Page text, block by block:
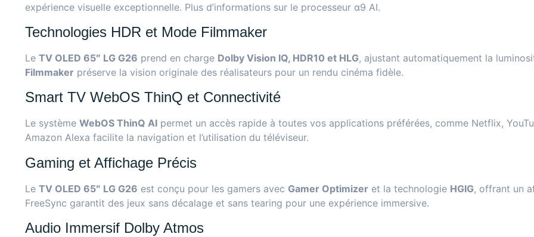
expérience visuelle exceptionnelle. Plus d’informations sur le processeur α9 AI.
Technologies HDR et Mode Filmmaker
Le TV OLED 65″ LG G26 prend en charge Dolby Vision IQ, HDR10 et HLG, ajustant automatiquement la
Filmmaker préserve la vision originale des réalisateurs pour un rendu cinéma fidèle.
Smart TV WebOS ThinQ et Connectivité
Le système WebOS ThinQ AI permet un accès rapide à toutes vos applications préférées, comme Netflix,
Amazon Alexa facilite la navigation et l’utilisation du téléviseur.
Gaming et Affichage Précis
Le TV OLED 65″ LG G26 est conçu pour les gamers avec Gamer Optimizer et la technologie HGIG, offrant un
FreeSync garantit des jeux sans décalage et sans tearing pour une expérience immersive.
Audio Immersif Dolby Atmos